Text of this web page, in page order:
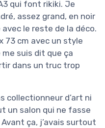
qui font rikiki. Je
assez grand, en noir
le reste de la déco.
73 cm avec un style
suis dit que ça
dans un truc trop
collectionneur d’art ni
un salon qui ne fasse
ça, j’avais surtout